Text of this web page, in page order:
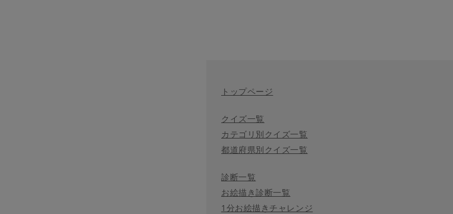
トップページ
クイズ一覧
カテゴリ別クイズ一覧
都道府県別クイズ一覧
診断一覧
お絵描き診断一覧
1分お絵描きチャレンジ